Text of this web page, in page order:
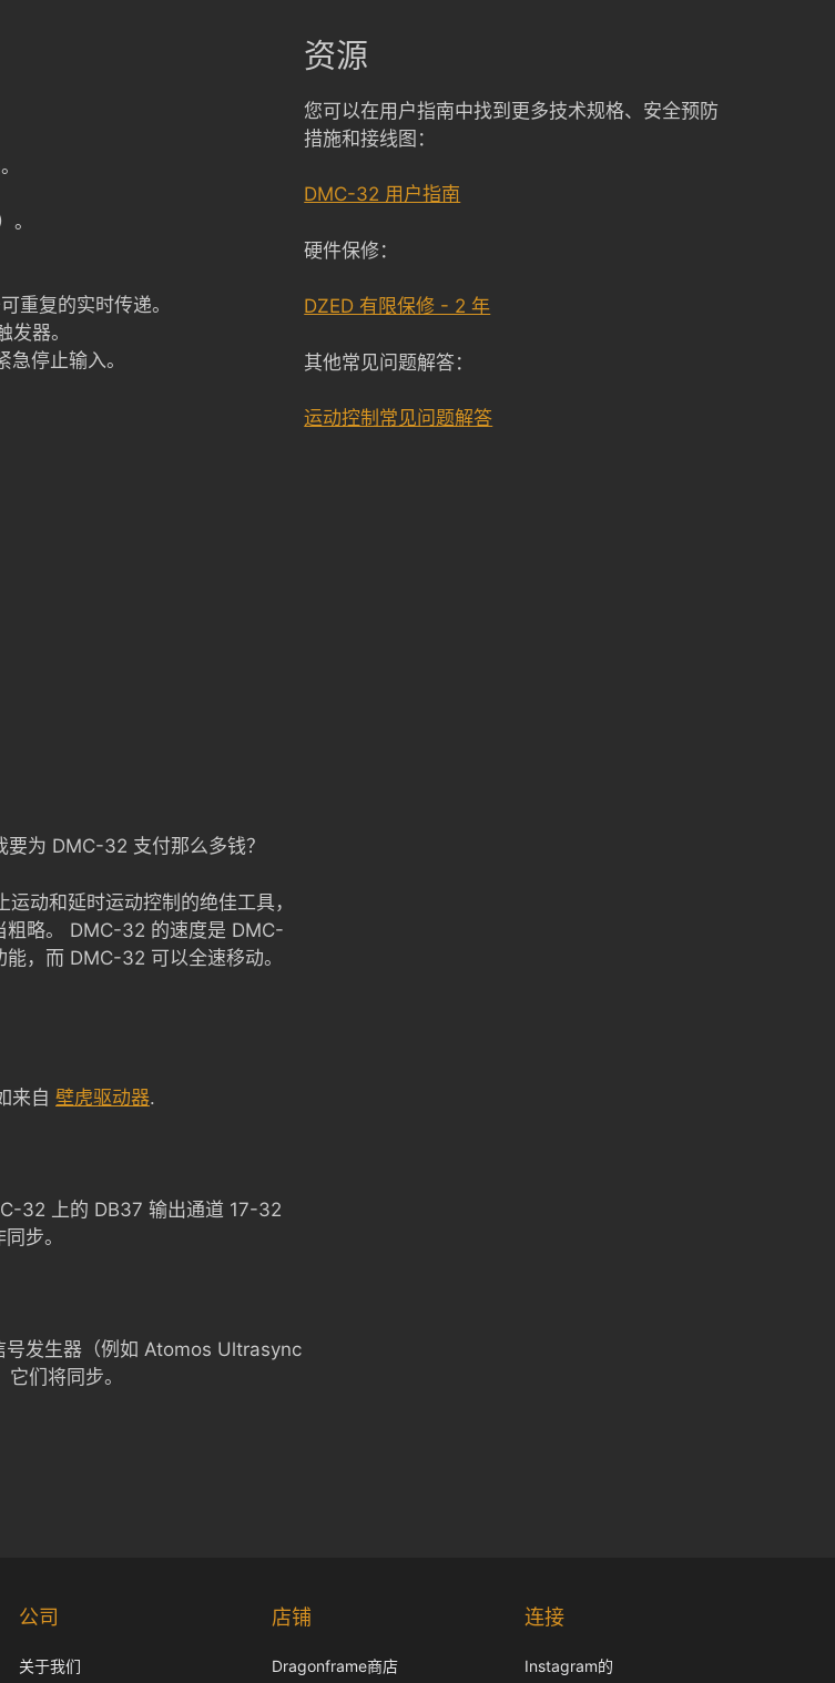
重复的实时传递。
器。
停止输入。
为 DMC-32 支付那么多钱？
动和延时运动控制的绝佳工具，
略。 DMC-32 的速度是 DMC-
，而 DMC-32 可以全速移动。
来自 壁虎驱动器.
32 上的 DB37 输出通道 17-32
步。
号发生器（例如 Atomos Ultrasync
们将同步。
资源
您可以在用户指南中找到更多技术规格、安全预防
措施和接线图：
DMC-32 用户指南
硬件保修：
DZED 有限保修 - 2 年
其他常见问题解答：
运动控制常见问题解答
公司
关于我们
店铺
Dragonframe商店
连接
Instagram的French